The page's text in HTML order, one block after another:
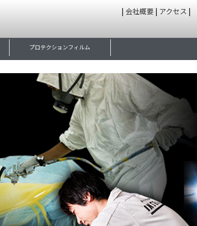
| 会社概要 | アクセス |
プロテクションフィルム